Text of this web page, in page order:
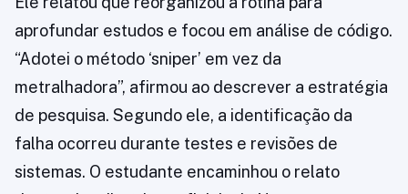
aprofundar estudos e focou em análise de código.
“Adotei o método ‘sniper’ em vez da
metralhadora”, afirmou ao descrever a estratégia
de pesquisa. Segundo ele, a identificação da
falha ocorreu durante testes e revisões de
sistemas. O estudante encaminhou o relato